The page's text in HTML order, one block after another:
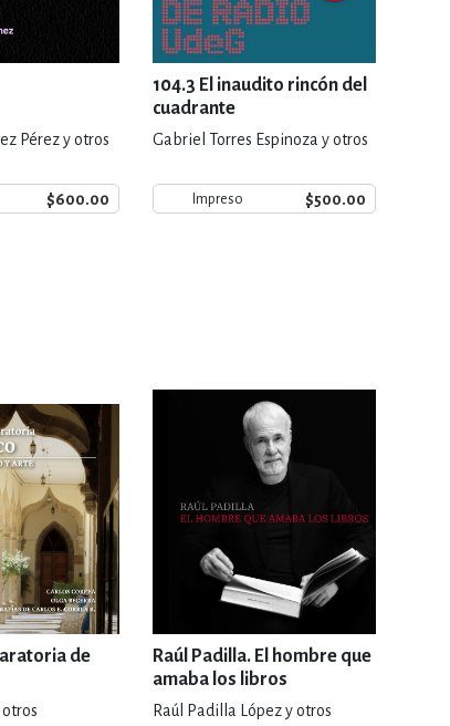
Pérez y otros
$600.00
104.3 El inaudito rincón del
cuadrante
Gabriel Torres Espinoza y otros
Impreso $500.00
de
otros
Raúl Padilla. El hombre que
amaba los libros
Raúl Padilla López y otros